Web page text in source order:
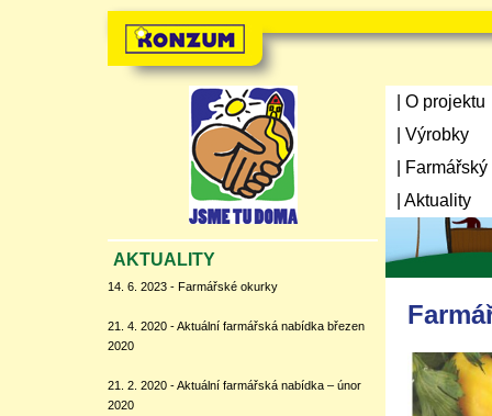
AKTUALITY
14. 6. 2023 - Farmářské okurky
21. 4. 2020 - Aktuální farmářská nabídka březen
2020
21. 2. 2020 - Aktuální farmářská nabídka – únor
2020
| O projektu
| Výrobky
|
| Aktuality